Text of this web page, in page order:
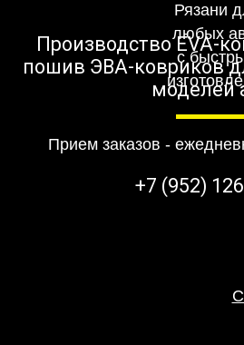
Производство EVA-
пошив ЭВА-ковриков
моделей
Прием заказов -
+7 (952)